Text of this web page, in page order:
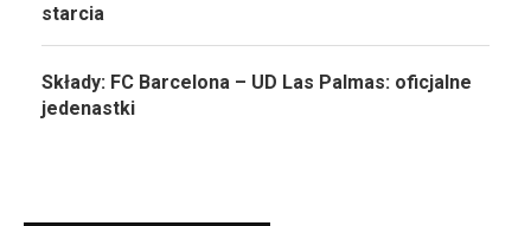
starcia
Składy: FC Barcelona – UD Las Palmas: oficjalne
jedenastki